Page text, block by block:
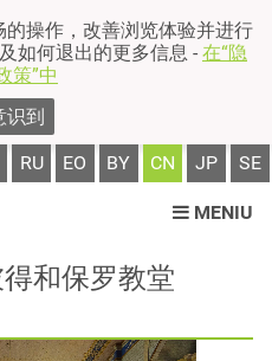
操作，改善浏览体验并进行
如何退出的更多信息 - 在“隐
策”中
识到
RU EO BY CN JP SE
MENIU
和保罗教堂